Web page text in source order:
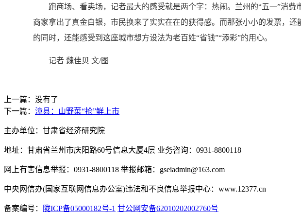
跑商场、看卖场，记者最大的感受就是两个字：热闹。兰州的“五一”消
商家拿出了真金白银，市民换来了实实在在的获得感。而那张小小的发票，
的同时，还能感受到这座城市想方设法为老百姓“省钱”“添彩”的用心。
记者 魏佳贝 文/图
上一篇：没有了
下一篇： 漳县：山野菜“抢”鲜上市
主办单位：甘肃省经济研究院
地址：甘肃省兰州市庆阳路60号信息大厦4层 业务咨询：0931-8800118
网上有害信息举报：0931-8800118 举报邮箱：gseiadmin@163.com
中央网信办(国家互联网信息办公室)违法和不良信息举报中心：www.12377.cn
备案编号： 陇ICP备05000182号-1 甘公网安备62010202002760号